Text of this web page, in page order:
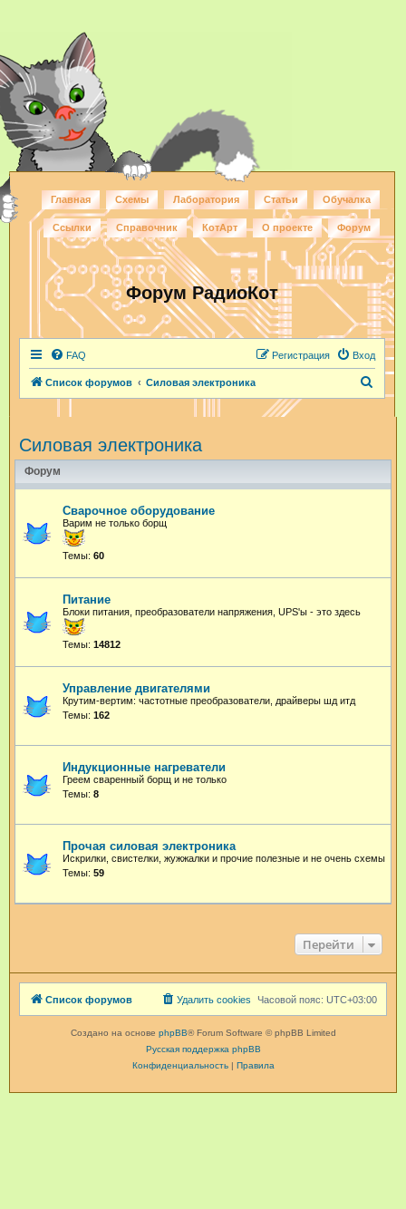
Главная Схемы Лаборатория Статьи Обучалка
Ссылки Справочник КотАрт О проекте Форум
Форум РадиоКот
FAQ Вход
Регистрация
Список форумов Силовая электроника
Силовая электроника
Форум
Сварочное оборудование
Варим не только борщ
Темы: 60
Питание
Блоки питания, преобразователи напряжения, UPS'ы - это здесь
Темы: 14812
Управление двигателями
Крутим-вертим: частотные преобразователи, драйверы шд итд
Темы: 162
Индукционные нагреватели
Греем сваренный борщ и не только
Темы: 8
Прочая силовая электроника
Искрилки, свистелки, жужжалки и прочие полезные и не очень схемы
Темы: 59
Перейти
Список форумов Часовой пояс: UTC+03:00
Удалить cookies
Создано на основе phpBB® Forum Software © phpBB Limited
Русская поддержка phpBB
Конфиденциальность| Правила